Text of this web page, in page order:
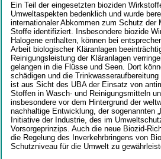
Ein Teil der eingesetzten bioziden
Umweltaspekten bedenklich und wurde
internationaler Abkommen zum Schutz der
Stoffe identifiziert. Insbesondere biozide
Halogene enthalten, können bei
Arbeit biologischer Kläranlagen
Reinigungsleistung der Kläranlagen
gelangen in die Flüsse und Seen. Dort
schädigen und die
ist aus Sicht des UBA der Einsatz von
Stoffen in Wasch- und Reinigungsmitteln
insbesondere vor dem Hintergrund der
nachhaltige Entwicklung, der sogenannten
Initiative der Industrie, des im
Vorsorgeprinzips. Auch die neue Biozid-
die Regelung des Inverkehrbringens von
Schutzniveau für die Umwelt zu